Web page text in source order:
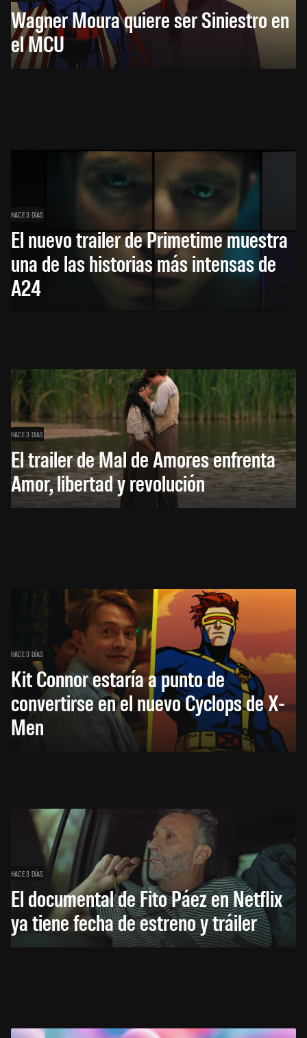
Wagner Moura quiere ser Siniestro en
el MCU
HACE 3 DÍAS
El nuevo trailer de Primetime muestra
una de las historias más intensas de
A24
HACE 3 DÍAS
El trailer de Mal de Amores enfrenta
Amor, libertad y revolución
HACE 3 DÍAS
Kit Connor estaría a punto de
convertirse en el nuevo Cyclops de X-
Men
HACE 3 DÍAS
El documental de Fito Páez en Netflix
ya tiene fecha de estreno y tráiler